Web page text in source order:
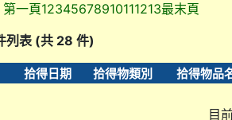
第一頁12345678910111213最末頁
列表 (共 28 件)
拾得日期 拾得物類別 拾得物品
目